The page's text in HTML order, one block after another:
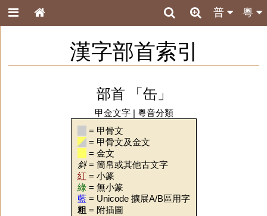
粵
普
漢字部首索引
部首 「缶」
甲金文字| 粵音分類
= 甲骨文
= 甲骨文及金文
= 金文
斜= 簡帛或其他古文字
紅 = 小篆
綠 = 無小篆
藍 = Unicode 擴展A/B區用字
粗 = 附插圖